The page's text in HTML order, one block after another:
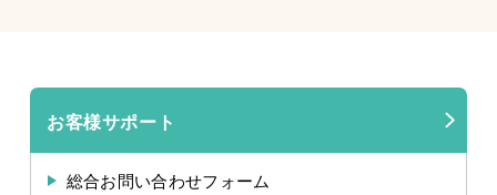
お客様サポート
総合お問い合わせフォーム